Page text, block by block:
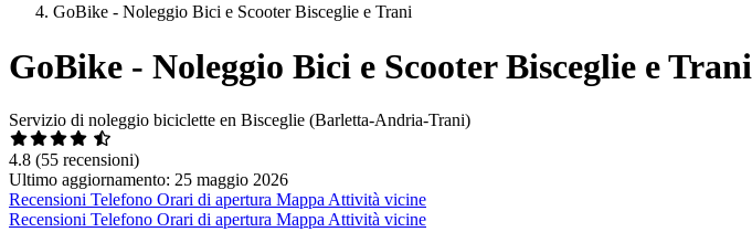
GoBike - Noleggio Bici e Scooter Bisceglie e Trani
GoBike - Noleggio Bici e Scooter Bisceglie e Trani
Servizio di noleggio biciclette en Bisceglie (Barletta-Andria-Trani)
4.8 (55 recensioni)
Ultimo aggiornamento: 25 maggio 2026
Recensioni Telefono Orari di apertura Mappa Attività vicine
Recensioni Telefono Orari di apertura Mappa Attività vicine